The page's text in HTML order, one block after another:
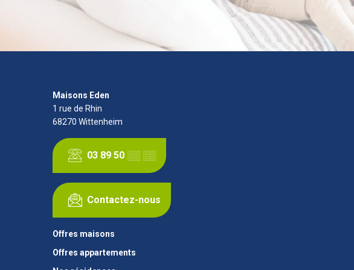
Maisons Eden
1 rue de Rhin
68270 Wittenheim
03 89 50 ░░ ░░
Contactez-nous
Offres maisons
Offres appartements